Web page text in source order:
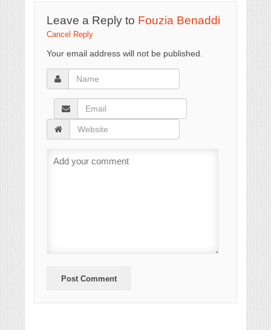
Leave a Reply to Fouzia Benaddi
Cancel Reply
Your email address will not be published.